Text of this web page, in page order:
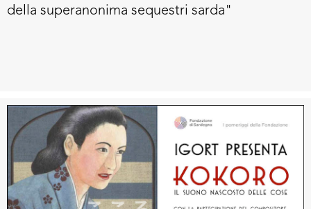
della superanonima sequestri sarda"